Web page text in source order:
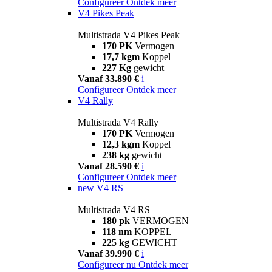
V4 Pikes Peak
Multistrada V4 Pikes Peak
170 PK Vermogen
17,7 kgm Koppel
227 Kg gewicht
Vanaf 33.890 € i
Configureer Ontdek meer
V4 Rally
Multistrada V4 Rally
170 PK Vermogen
12,3 kgm Koppel
238 kg gewicht
Vanaf 28.590 € i
Configureer Ontdek meer
new V4 RS
Multistrada V4 RS
180 pk VERMOGEN
118 nm KOPPEL
225 kg GEWICHT
Vanaf 39.990 € i
Configureer nu Ontdek meer